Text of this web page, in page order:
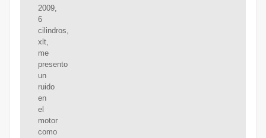
2009,
6
cilindros,
xlt,
me
presento
un
ruido
en
el
motor
como